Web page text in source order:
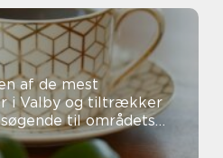
af de mest
i Valby og tiltrækker
til områdets
caféer og